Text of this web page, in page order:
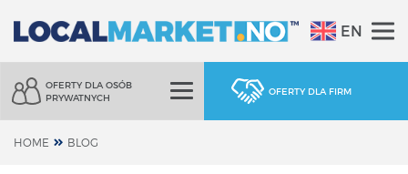
EN
OFERTY DLA OSÓB
PRYWATNYCH
OFERTY DLA FIRM
HOME BLOG